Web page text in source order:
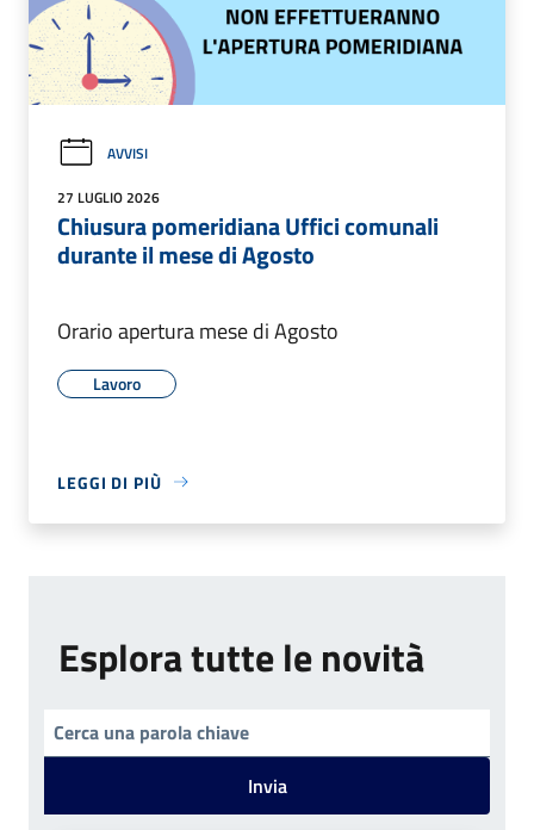
AVVISI
27 LUGLIO 2026
Chiusura pomeridiana Uffici comunali
durante il mese di Agosto
Orario apertura mese di Agosto
Lavoro
LEGGI DI PIÙ
Esplora tutte le novità
Invia